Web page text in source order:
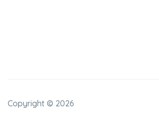
Copyright © 2026